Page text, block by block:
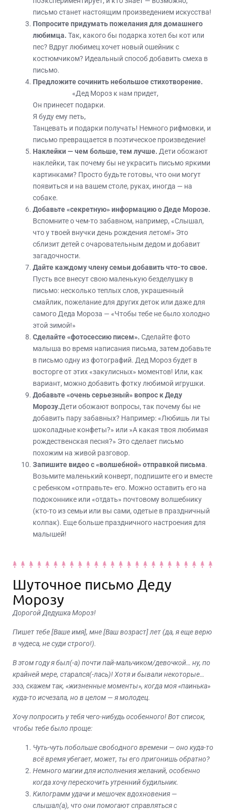
письмо станет настоящим произведением искусства!
Попросите придумать пожелания для домашнего
любимца. Так, какого бы подарка хотел бы кот или
пес? Вдруг любимец хочет новый ошейник с
костюмчиком? Идеальный способ добавить смеха в
письмо.
Предложите сочинить небольшое стихотворение.
«Дед Мороз к нам придет,
Он принесет подарки.
Я буду ему петь,
Танцевать и подарки получать! Немного рифмовки, и
письмо превращается в поэтическое произведение!
Наклейки — чем больше, тем лучше. Дети обожают
наклейки, так почему бы не украсить письмо яркими
картинками? Просто будьте готовы, что они могут
появиться и на вашем столе, руках, иногда — на
собаке.
Добавьте «секретную» информацию о Деде Морозе.
Вспомните о чем-то забавном, например, «Слышал,
что у твоей внучки день рождения летом!» Это
сблизит детей с очаровательным дедом и добавит
загадочности.
Дайте каждому члену семьи добавить что-то свое.
Пусть все внесут свою маленькую безделушку в
письмо: несколько теплых слов, украшенный
смайлик, пожелание для других деток или даже для
самого Деда Мороза — «Чтобы тебе не было холодно
этой зимой!»
Сделайте «фотосессию писем». Сделайте фото
малыша во время написания письма, затем добавьте
в письмо одну из фотографий. Дед Мороз будет в
восторге от этих «закулисных» моментов! Или, как
вариант, можно добавить фотку любимой игрушки.
Добавьте «очень серьезный» вопрос к Деду
Морозу.Дети обожают вопросы, так почему бы не
добавить пару забавных? Например: «Любишь ли ты
шоколадные конфеты?» или »А какая твоя любимая
рождественская песня?» Это сделает письмо
похожим на живой разговор.
Запишите видео с «волшебной» отправкой письма.
Возьмите маленький конверт, подпишите его и вместе
с ребенком «отправьте» его. Можно оставить его на
подоконнике или «отдать» почтовому волшебнику
(кто-то из семьи или вы сами, одетые в праздничный
колпак). Еще больше праздничного настроения для
малышей!
Шуточное письмо Деду
Морозу
Дорогой Дедушка Мороз!
Пишет тебе [Ваше имя], мне [Ваш возраст] лет (да, я еще верю
в чудеса, не суди строго!).
В этом году я был(-а) почти пай-мальчиком/девочкой… ну, по
крайней мере, старался(-лась)! Хотя и бывали некоторые…
эээ, скажем так, «жизненные моменты», когда моя «паинька»
куда-то исчезала, но в целом — я молодец.
Хочу попросить у тебя чего-нибудь особенного! Вот список,
чтобы тебе было проще:
Чуть-чуть побольше свободного времени — оно куда-то
всё время убегает, может, ты его пригонишь обратно?
Немного магии для исполнения желаний, особенно
когда хочу перескочить утренний будильник.
Килограмм удачи и мешочек вдохновения —
слышал(а), что они помогают справляться с